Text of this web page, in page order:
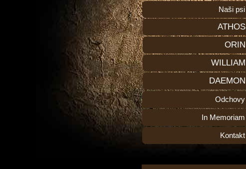
Naši psi
ATHOS
ORIN
WILLIAM
DAEMON
Odchovy
In Memoriam
Kontakt